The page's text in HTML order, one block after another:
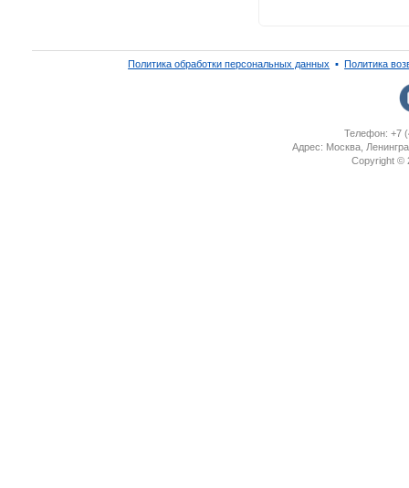
Политика обработки персональных данных ▪ Политика
Телефон: +7
Адрес: Москва,
Copyright ©